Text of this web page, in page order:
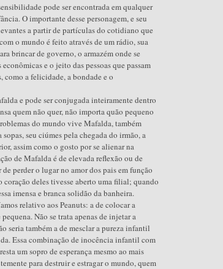
pode ser encontrada em qualquer
O importante desse personagem, e seu
a partir de partículas do cotidiano que
o mundo é feito através de um rádio, sua
brincar de governo, o armazém onde se
e o jeito das pessoas que passam
como a felicidade, a bondade e o
e pode ser conjugada inteiramente dentro
quem não quer, não importa quão pequeno
do mundo vive Mafalda, também
seu ciúmes pela chegada do irmão, a
assim como o gosto por se alienar na
de Mafalda é de elevada reflexão ou de
perder o lugar no amor dos pais em função
deles tivesse aberto uma filial; quando
imensa e branca solidão da banheira.
relativo aos Peanuts: a de colocar a
Não se trata apenas de injetar a
seria também a de mesclar a pureza infantil
Essa combinação de inocência infantil com
um sopro de esperança mesmo ao mais
para destruir e estragar o mundo, quem